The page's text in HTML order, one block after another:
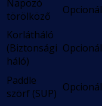
Napozó
törölköző
Korlátháló
(Biztonsági
háló)
Paddle
szörf (SUP)